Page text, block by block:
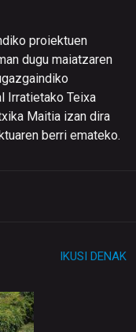
proiektuen
dugu maiatzaren
Irratietako Teixa
Maitia izan dira
berri emateko.
IKUSI DENAK